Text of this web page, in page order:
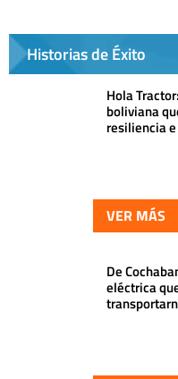
Historias de Éxito
Hola
boliviana
resiliencia
VER MÁS
De
eléctrica